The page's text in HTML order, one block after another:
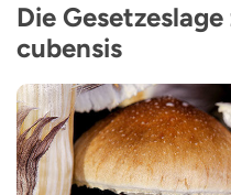
Die
cubensis